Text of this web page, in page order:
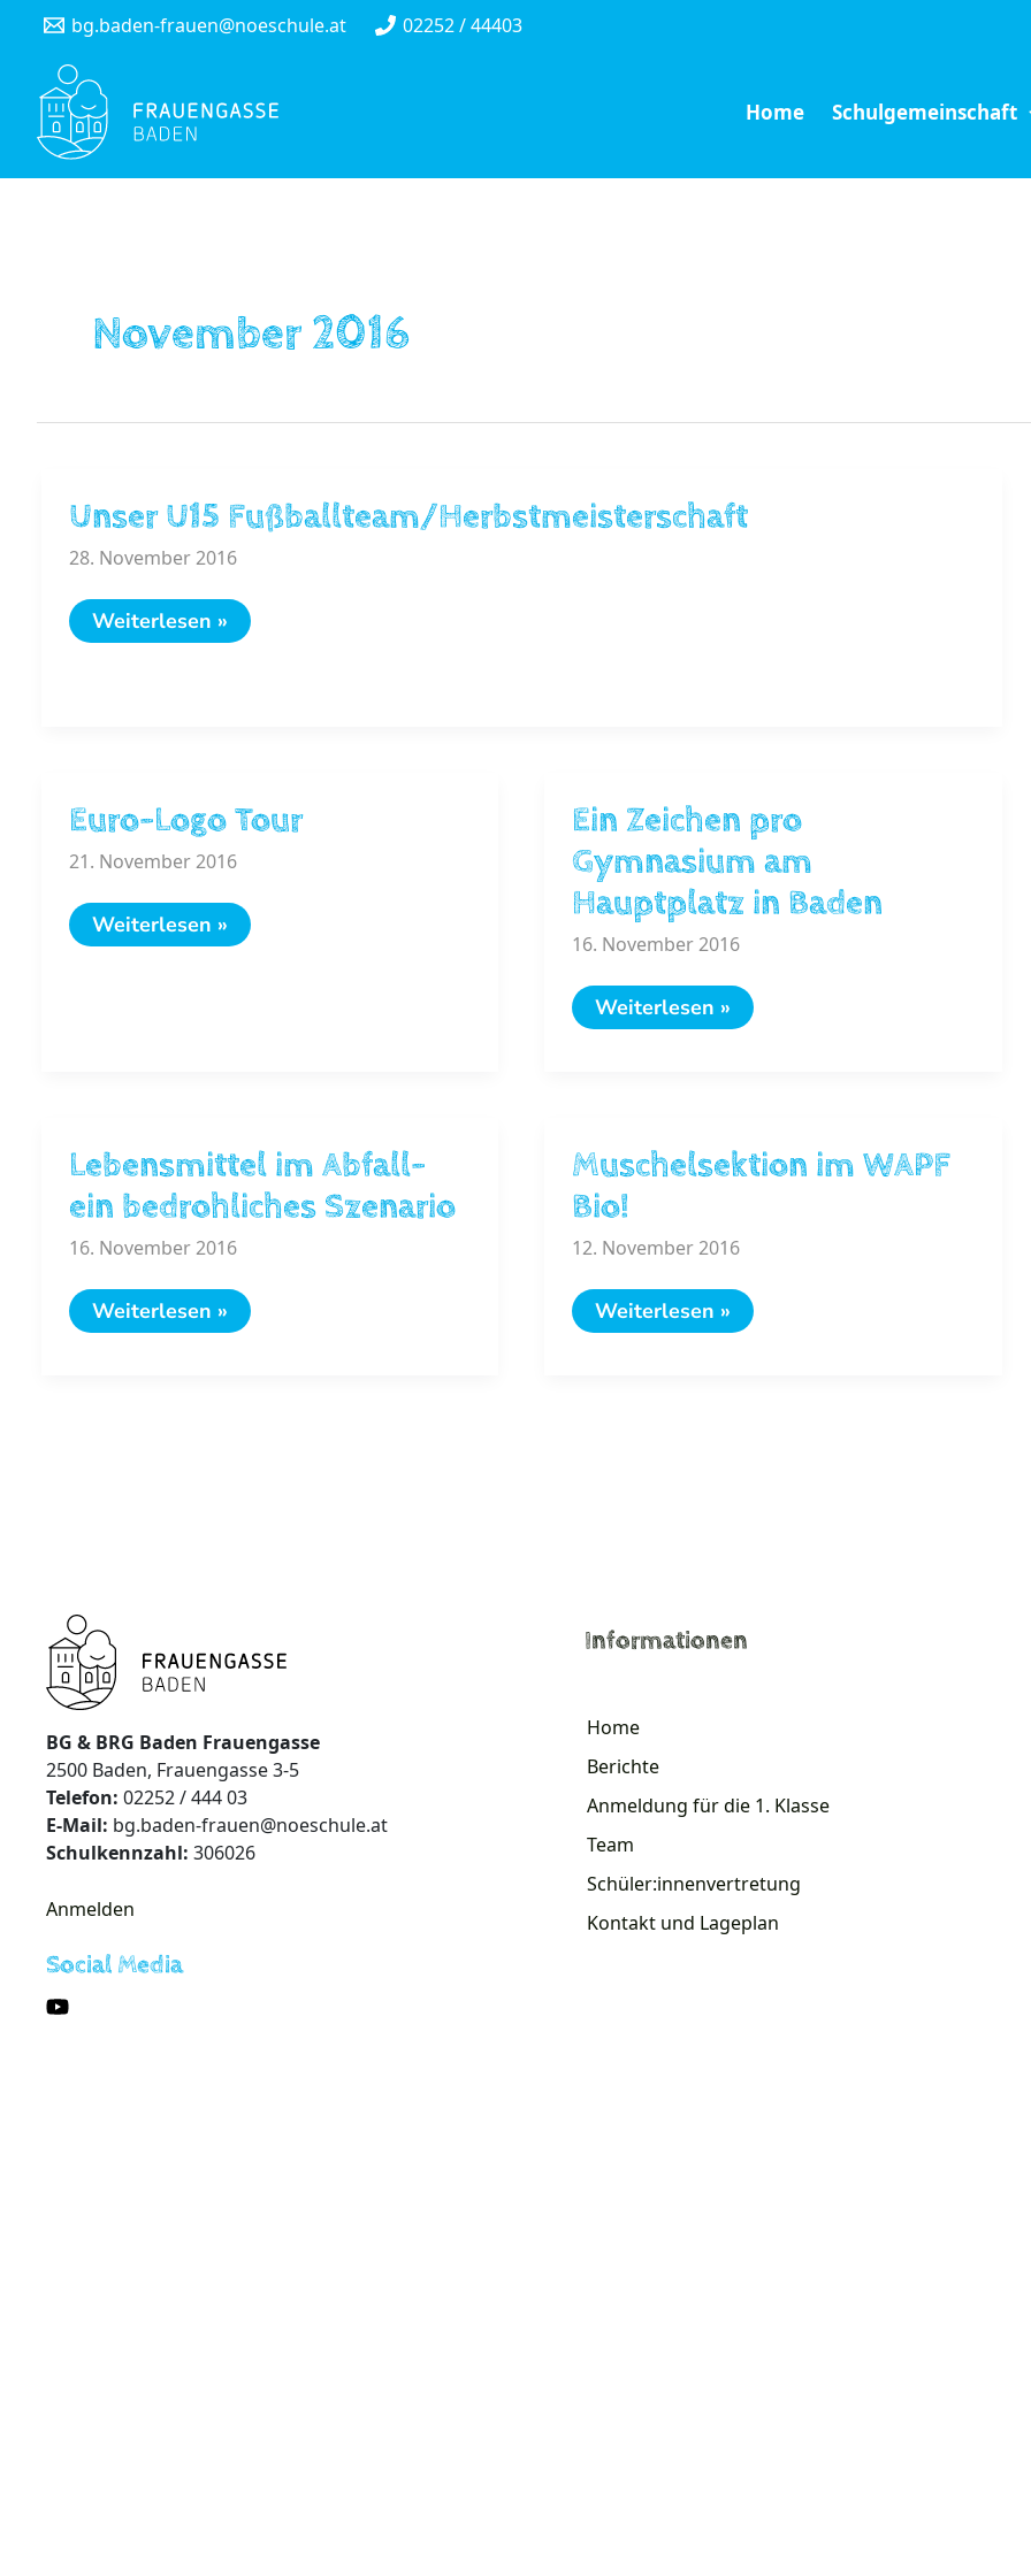
content
bg.baden-frauen@noeschule.at 02252 / 44403
Home Schulgemeinschaft
November 2016
Unser U15 Fußballteam/Herbstmeisterschaft
28. November 2016
Unser
U15
Weiterlesen »
Euro-Logo Tour
21. November 2016
Euro-
Logo
Weiterlesen »
Ein Zeichen pro
Gymnasium am
Hauptplatz in Baden
16. November 2016
Ein
Zeichen
Baden
Weiterlesen »
Lebensmittel im Abfall-
ein bedrohliches Szenario
16. November 2016
Lebensmittel
im
Weiterlesen »
Muschelsektion im WAPF
Bio!
12. November 2016
Muschelsektion
im
Weiterlesen »
BG & BRG Baden Frauengasse
2500 Baden, Frauengasse 3-5
Telefon: 02252 / 444 03
E-Mail: bg.baden-frauen@noeschule.at
Schulkennzahl: 306026
Anmelden
Social Media
Informationen
Home
Berichte
Anmeldung für die 1. Klasse
Team
Schüler:innenvertretung
Kontakt und Lageplan